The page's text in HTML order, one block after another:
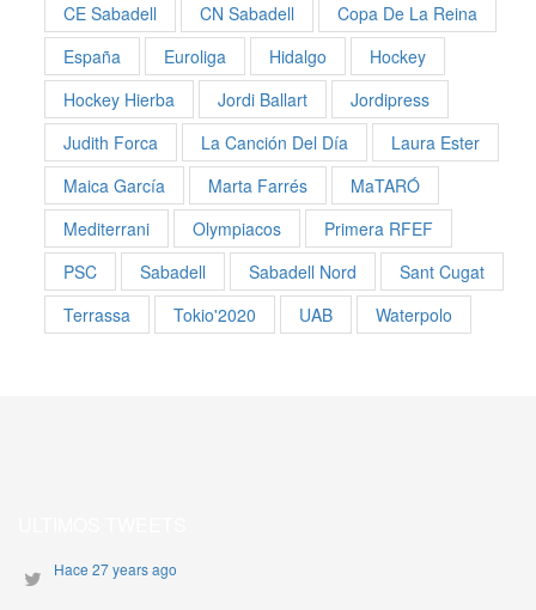
CE Sabadell
CN Sabadell
Copa De La Reina
España
Euroliga Hidalgo
Hockey
Hockey Hierba
Jordi Ballart
Jordipress
Judith Forca
La Canción Del Día
Laura Ester
Maica García
Marta Farrés
MaTARÓ
Mediterrani
Olympiacos
Primera RFEF
PSC
Sabadell Sabadell Nord
Sant Cugat
Terrassa
Tokio'2020 UAB Waterpolo
Hace 27 years ago